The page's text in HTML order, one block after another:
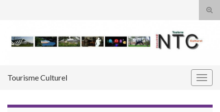
Tourisme Culturel